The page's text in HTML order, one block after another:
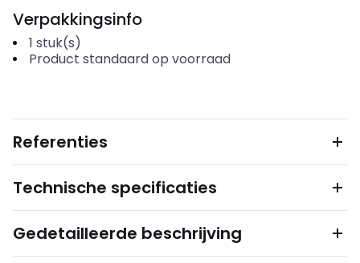
Verpakkingsinfo
1 stuk(s)
Product standaard op voorraad
Referenties
Technische specificaties
Gedetailleerde beschrijving